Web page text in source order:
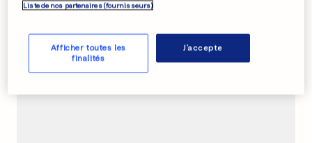
1
Liste de nos partenaires (fournisseurs)
Afficher toutes les
finalités
J'accepte